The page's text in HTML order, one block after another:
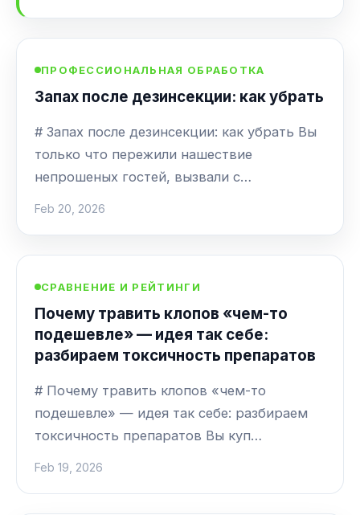
ПРОФЕССИОНАЛЬНАЯ ОБРАБОТКА
Запах после дезинсекции: как убрать
# Запах после дезинсекции: как убрать Вы
только что пережили нашествие
непрошеных гостей, вызвали с…
Feb 20, 2026
СРАВНЕНИЕ И РЕЙТИНГИ
Почему травить клопов «чем-то
подешевле» — идея так себе:
разбираем токсичность препаратов
# Почему травить клопов «чем-то
подешевле» — идея так себе: разбираем
токсичность препаратов Вы куп…
Feb 19, 2026